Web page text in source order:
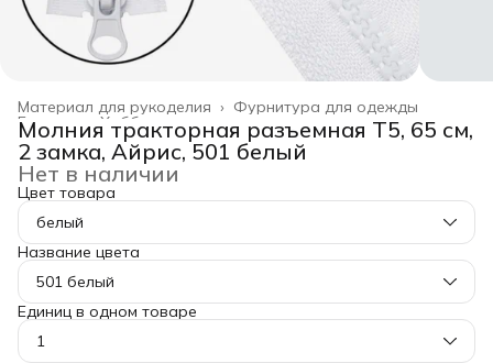
Фурнитура для одежды
Материал для рукоделия ›
Хобби и творчество ›
Главная ›
Молния тракторная разъемная Т5, 65 см,
2 замка, Айрис, 501 белый
Нет в наличии
Цвет товара
белый
Название цвета
501 белый
Единиц в одном товаре
1